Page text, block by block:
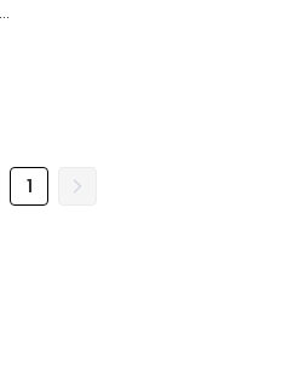
Leksas Huway Batarya (Standart Kapasite) LiFePO4 60V 18Ah Elektrikli Motosiklet Bataryası
1